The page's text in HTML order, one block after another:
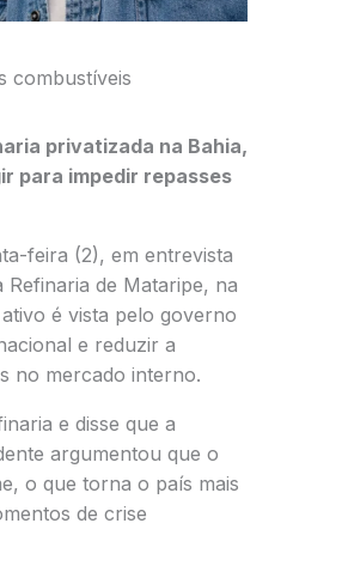
combustíveis
privatizada na Bahia,
para impedir repasses
feira (2), em entrevista
de Mataripe, na
é vista pelo governo
e reduzir a
no mercado interno.
e disse que a
argumentou que o
o que torna o país mais
de crise